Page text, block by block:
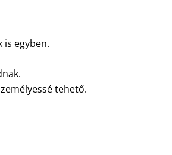
is egyben.
tehető.